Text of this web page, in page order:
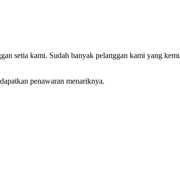
setia kami. Sudah banyak pelanggan kami yang
penawaran menariknya.